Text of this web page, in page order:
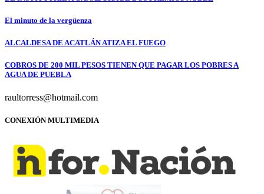
El minuto de la vergüenza
ALCALDESA DE ACATLÁN ATIZA EL FUEGO
COBROS DE 200 MIL PESOS TIENEN QUE PAGAR LOS POBRES A
AGUA DE PUEBLA
raultorress@hotmail.com
CONEXIÓN MULTIMEDIA